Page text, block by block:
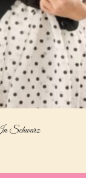
Schwarz